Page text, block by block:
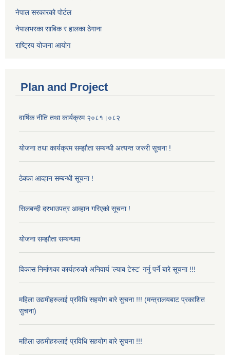
नेपाल सरकारको पोर्टल
नेपालभरका साबिक र हालका ठेगाना
राष्ट्रिय योजना आयोग
Plan and Project
वार्षिक नीति तथा कार्यक्रम २०८१।०८२
योजना तथा कार्यक्रम सम्झौता सम्बन्धी अत्यन्त जरुरी सूचना !
ठेक्का आव्हान सम्बन्धी सूचना !
सिलबन्दी दरभाउपत्र आव्हान गरिएको सूचना !
योजना सम्झौता सम्बन्धमा
विकास निर्माणका कार्यहरुको अनिवार्य 'ल्याब टेस्ट' गर्नु पर्ने बारे सूचना !!!
महिला उद्यमीहरुलाई प्रविधि सहयोग बारे सुचना !!! (मन्त्रालयबाट प्रकाशित
सुचना)
महिला उद्यमीहरुलाई प्रविधि सहयोग बारे सुचना !!!